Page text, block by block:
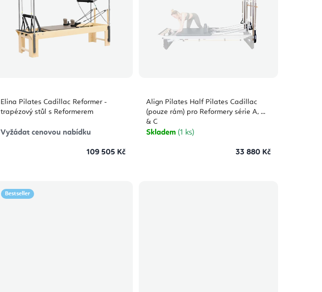
Elina Pilates Cadillac Reformer -
trapézový stůl s Reformerem
Vyžádat cenovou nabídku
109 505 Kč
Align Pilates Half Pilates Cadillac
(pouze rám) pro Reformery série A, M
& C
Skladem (1 ks)
33 880 Kč
Bestseller